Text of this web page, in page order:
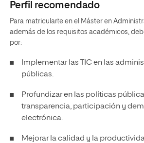
Perfil recomendado
Para matricularte en el Máster en
además de los requisitos académicos,
por:
Implementar las TIC en las
públicas.
Profundizar en las políticas
transparencia, participación y
electrónica.
Mejorar la calidad y la